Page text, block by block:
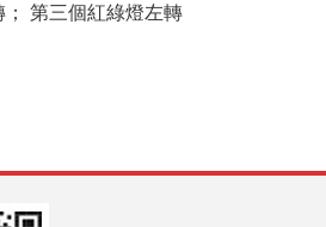
第三個紅綠燈左轉